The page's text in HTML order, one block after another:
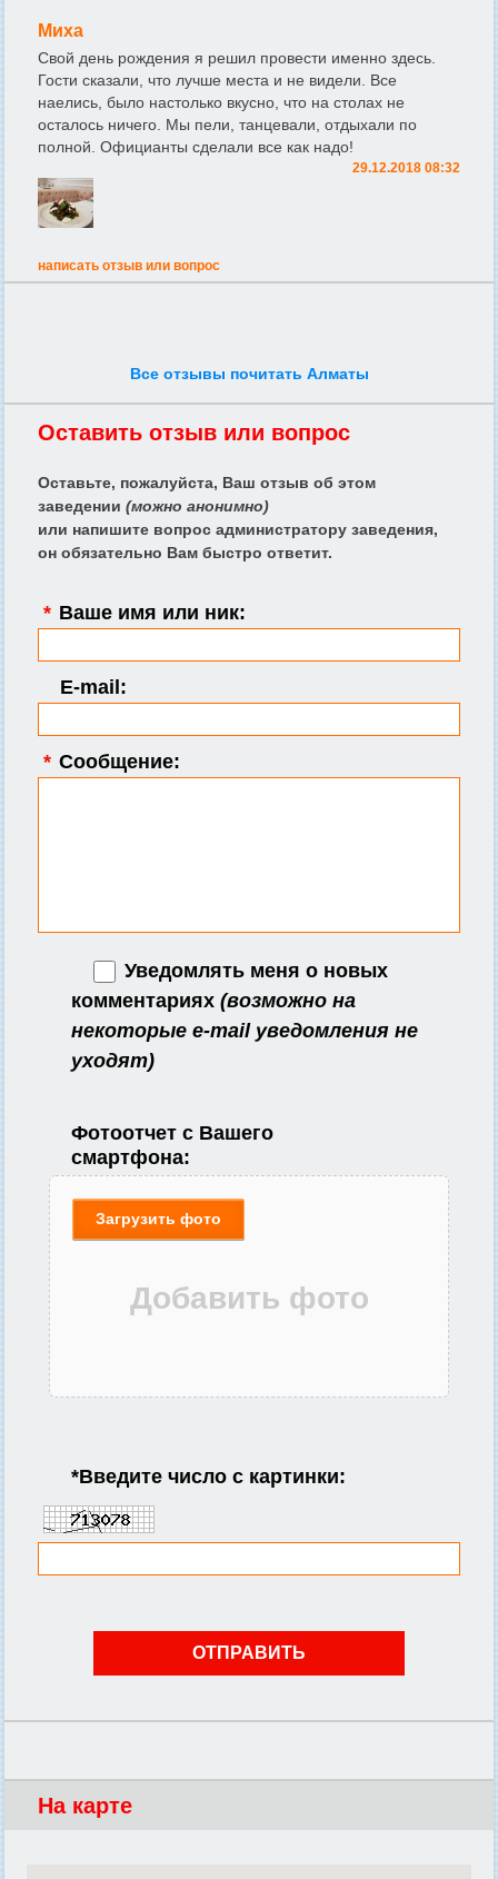
Миха
Свой день рождения я решил провести именно здесь.
Гости сказали, что лучше места и не видели. Все
наелись, было настолько вкусно, что на столах не
осталось ничего. Мы пели, танцевали, отдыхали по
полной. Официанты сделали все как надо!
29.12.2018 08:32
написать отзыв или вопрос
Все отзывы почитать Алматы
Оставить отзыв или вопрос
Оставьте, пожалуйста, Ваш отзыв об этом
заведении (можно анонимно)
или напишите вопрос администратору заведения,
он обязательно Вам быстро ответит.
* Ваше имя или ник:
E-mail:
* Сообщение:
Уведомлять меня о новых
комментариях (возможно на
некоторые e-mail уведомления не
уходят)
Фотоотчет с Вашего
смартфона:
Загрузить фото
*Введите число с картинки:
На карте